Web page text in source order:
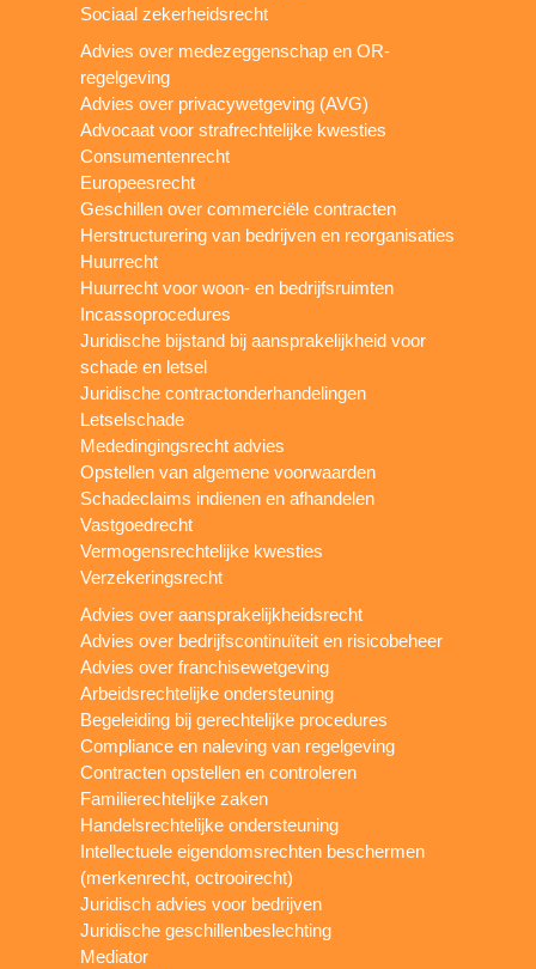
Sociaal zekerheidsrecht
Advies over medezeggenschap en OR-
regelgeving
Advies over privacywetgeving (AVG)
Advocaat voor strafrechtelijke kwesties
Consumentenrecht
Europeesrecht
Geschillen over commerciële contracten
Herstructurering van bedrijven en reorganisaties
Huurrecht
Huurrecht voor woon- en bedrijfsruimten
Incassoprocedures
Juridische bijstand bij aansprakelijkheid voor
schade en letsel
Juridische contractonderhandelingen
Letselschade
Mededingingsrecht advies
Opstellen van algemene voorwaarden
Schadeclaims indienen en afhandelen
Vastgoedrecht
Vermogensrechtelijke kwesties
Verzekeringsrecht
Advies over aansprakelijkheidsrecht
Advies over bedrijfscontinuïteit en risicobeheer
Advies over franchisewetgeving
Arbeidsrechtelijke ondersteuning
Begeleiding bij gerechtelijke procedures
Compliance en naleving van regelgeving
Contracten opstellen en controleren
Familierechtelijke zaken
Handelsrechtelijke ondersteuning
Intellectuele eigendomsrechten beschermen
(merkenrecht, octrooirecht)
Juridisch advies voor bedrijven
Juridische geschillenbeslechting
Mediator